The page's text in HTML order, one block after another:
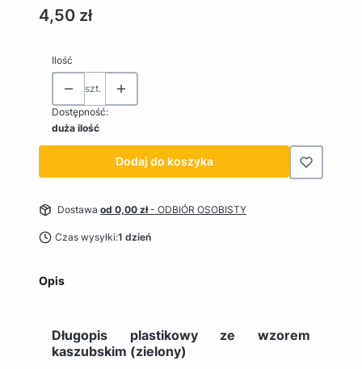
Cena
4,50 zł
Ilość
szt.
Dostępność:
duża ilość
Dodaj do koszyka
Dostawa od 0,00 zł- ODBIÓR OSOBISTY
Czas wysyłki:1 dzień
Opis
Długopis plastikowy ze wzorem
kaszubskim (zielony)